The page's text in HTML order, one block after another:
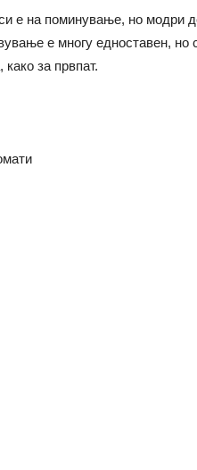
е на поминување, но модри
е многу едноставен, но
за првпат.